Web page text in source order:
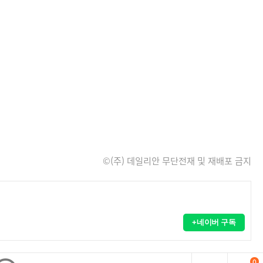
©(주) 데일리안 무단전재 및 재배포 금지
+네이버 구독